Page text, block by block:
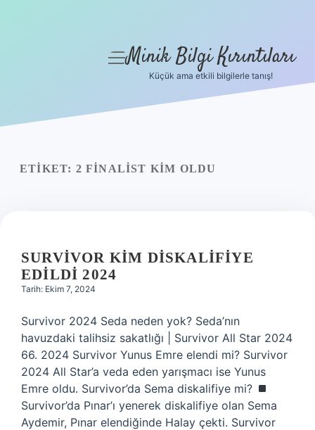
Yasal Uyarı
menüyü
Minik Bilgi Kırıntıları
Küçük ama etkili bilgilerle tanış!
ETIKET: 2 FINALIST KIM OLDU
SURVIVOR KIM DISKALIFIYE
EDILDI 2024
Tarih: Ekim 7, 2024
Survivor 2024 Seda neden yok? Seda’nın
havuzdaki talihsiz sakatlığı | Survivor All Star 2024
66. 2024 Survivor Yunus Emre elendi mi? Survivor
2024 All Star’a veda eden yarışmacı ise Yunus
Emre oldu. Survivor’da Sema diskalifiye mi?
Survivor’da Pınar’ı yenerek diskalifiye olan Sema
Aydemir, Pınar elendiğinde Halay çekti. Survivor